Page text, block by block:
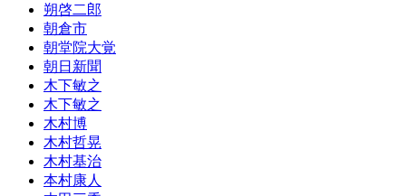
朔啓二郎
朝倉市
朝堂院大覚
朝日新聞
木下敏之
木下敏之
木村博
木村哲晃
木村基治
本村康人